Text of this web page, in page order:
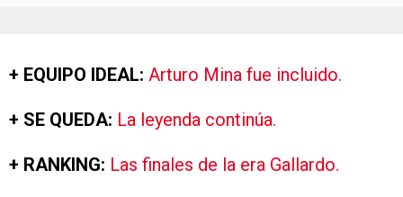
+ EQUIPO IDEAL: Arturo Mina fue incluido.
+ SE QUEDA: La leyenda continúa.
+ RANKING: Las finales de la era Gallardo.